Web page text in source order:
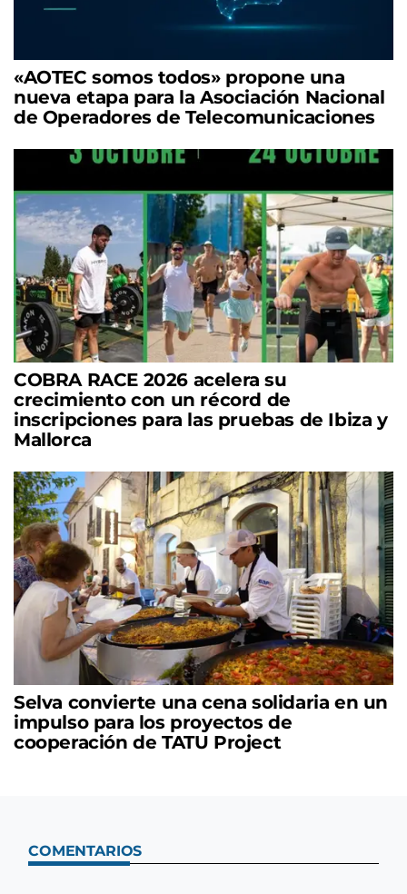
«AOTEC somos todos» propone una
nueva etapa para la Asociación Nacional
de Operadores de Telecomunicaciones
COBRA RACE 2026 acelera su
crecimiento con un récord de
inscripciones para las pruebas de Ibiza y
Mallorca
Selva convierte una cena solidaria en un
impulso para los proyectos de
cooperación de TATU Project
COMENTARIOS